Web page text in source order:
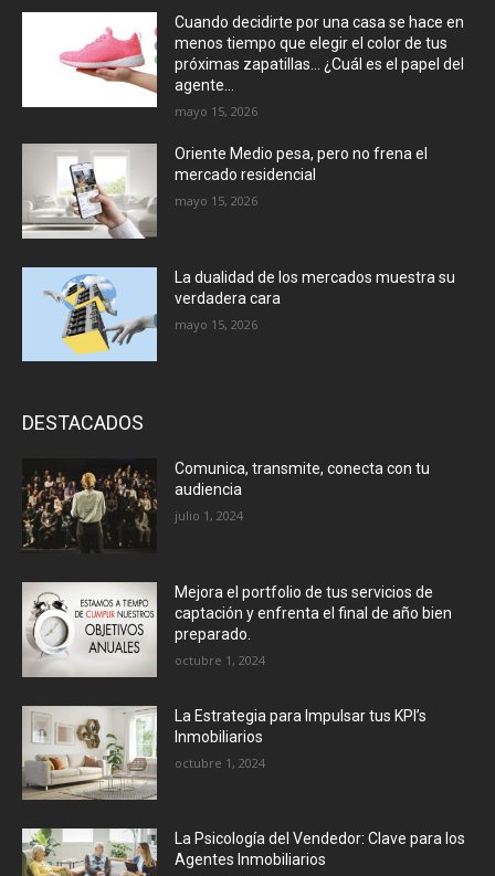
Cuando decidirte por una casa se hace en
menos tiempo que elegir el color de tus
próximas zapatillas… ¿Cuál es el papel del
agente...
mayo 15, 2026
Oriente Medio pesa, pero no frena el
mercado residencial
mayo 15, 2026
La dualidad de los mercados muestra su
verdadera cara
mayo 15, 2026
DESTACADOS
Comunica, transmite, conecta con tu
audiencia
julio 1, 2024
Mejora el portfolio de tus servicios de
captación y enfrenta el final de año bien
preparado.
octubre 1, 2024
La Estrategia para Impulsar tus KPI’s
Inmobiliarios
octubre 1, 2024
La Psicología del Vendedor: Clave para los
Agentes Inmobiliarios